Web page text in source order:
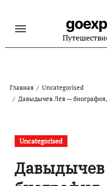
содержанию
Главная
Uncategorised
Давыдычев Лев —
Uncategorised